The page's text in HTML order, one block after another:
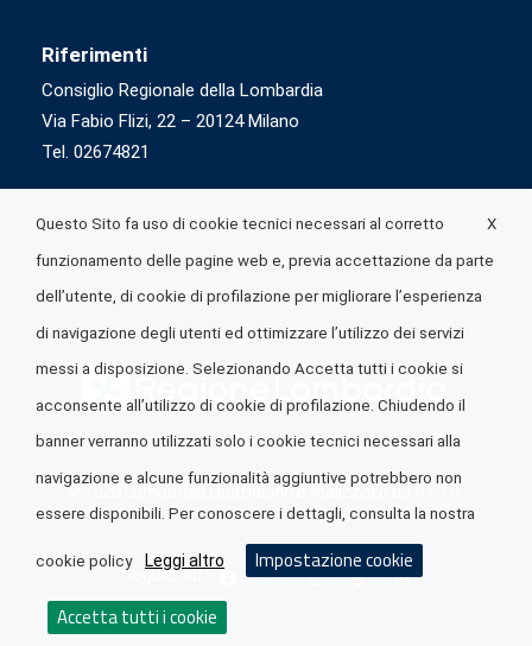
Riferimenti
Consiglio Regionale della Lombardia
Via Fabio Flizi, 22 – 20124 Milano
Tel. 02674821
© 2026 Lombardia Quotidiano è realizzato daA.R.I.A.
Seguici su
X
Questo Sito fa uso di cookie tecnici necessari al corretto
funzionamento delle pagine web e, previa accettazione da parte
dell’utente, di cookie di profilazione per migliorare l’esperienza
di navigazione degli utenti ed ottimizzare l’utilizzo dei servizi
messi a disposizione. Selezionando Accetta tutti i cookie si
acconsente all’utilizzo di cookie di profilazione. Chiudendo il
banner verranno utilizzati solo i cookie tecnici necessari alla
navigazione e alcune funzionalità aggiuntive potrebbero non
essere disponibili. Per conoscere i dettagli, consulta la nostra
cookie policy Leggi altro Impostazione cookie
Accetta tutti i cookie